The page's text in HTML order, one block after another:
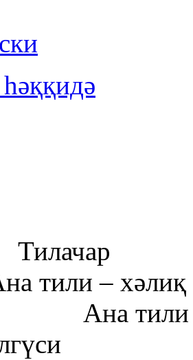
Тилачар
– хәлиқ
Ана тили –